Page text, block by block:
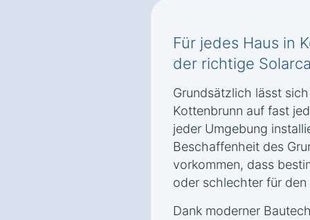
Für jedes Haus in
der richtige
Grundsätzlich lässt
Kottenbrunn auf fast
jeder Umgebung
Beschaffenheit des
vorkommen, dass
oder schlechter für
Dank moderner